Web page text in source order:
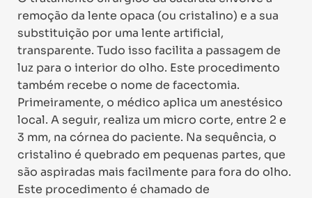
remoção da lente opaca (ou cristalino) e a sua
substituição por uma lente artificial,
transparente. Tudo isso facilita a passagem de
luz para o interior do olho. Este procedimento
também recebe o nome de facectomia.
Primeiramente, o médico aplica um anestésico
local. A seguir, realiza um micro corte, entre 2 e
3 mm, na córnea do paciente. Na sequência, o
cristalino é quebrado em pequenas partes, que
são aspiradas mais facilmente para fora do olho.
Este procedimento é chamado de